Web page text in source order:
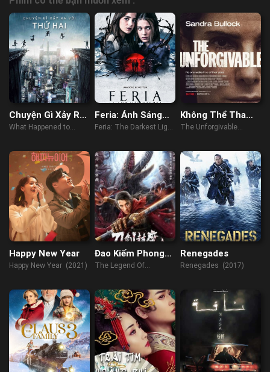
Chuyện Gì Xảy Ra
Với Thứ Hai
What Happened to
Feria: Ánh Sáng
Tăm Tối Nhất
Feria: The Darkest Light
Không Thể Tha
Thứ
The Unforgivable
Happy New Year
Happy New Year (2021)
Đao Kiếm Phong
Ma
The Legend Of
(2022)
Renegades
Renegades (2017)